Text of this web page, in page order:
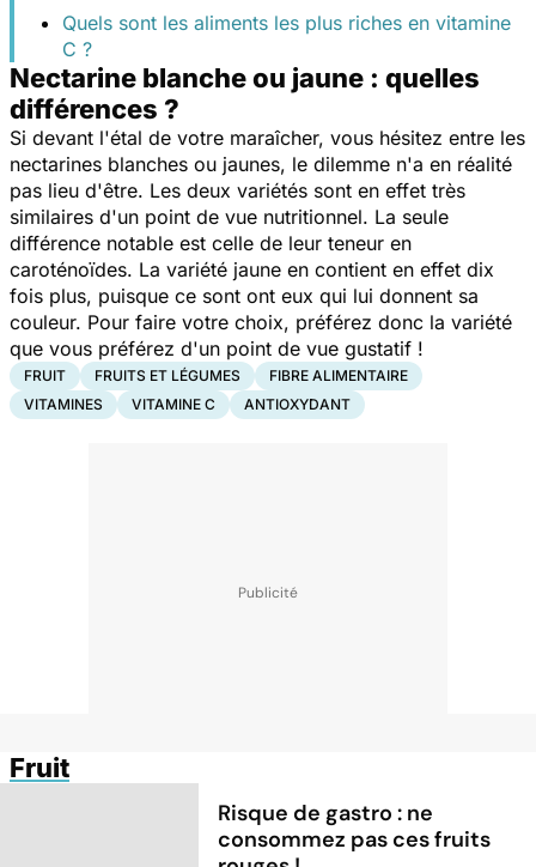
Quels sont les aliments les plus riches en vitamine
C ?
Nectarine blanche ou jaune : quelles
différences ?
Si devant l'étal de votre maraîcher, vous hésitez entre les
nectarines blanches ou jaunes, le dilemme n'a en réalité
pas lieu d'être. Les deux variétés sont en effet très
similaires d'un point de vue nutritionnel. La seule
différence notable est celle de leur teneur en
caroténoïdes. La variété jaune en contient en effet dix
fois plus, puisque ce sont ont eux qui lui donnent sa
couleur. Pour faire votre choix, préférez donc la variété
que vous préférez d'un point de vue gustatif !
FRUIT FRUITS ET LÉGUMES
FIBRE ALIMENTAIRE
VITAMINES
VITAMINE C ANTIOXYDANT
Fruit
Risque de gastro : ne
consommez pas ces fruits